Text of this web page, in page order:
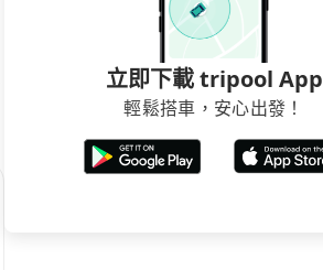
立即下載 tripool App
輕鬆搭車，安心出發！